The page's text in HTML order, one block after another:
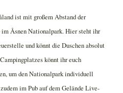
ist mit großem Abstand der
im Åsnen Nationalpark. Hier steht ihr
und könnt die Duschen absolut
könnt ihr euch
um den Nationalpark individuell
im Pub auf dem Gelände Live-